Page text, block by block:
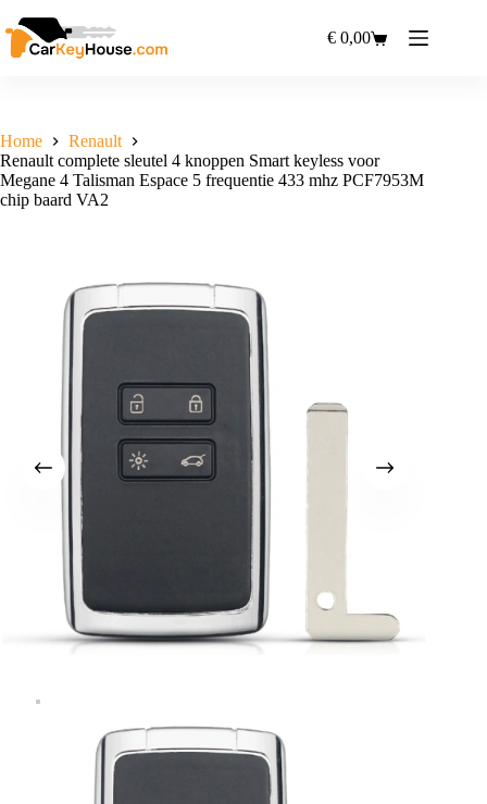
naar
de
Winkelwagen
€ 0,00
Home
Renault
Renault complete sleutel 4 knoppen Smart keyless voor
Megane 4 Talisman Espace 5 frequentie 433 mhz PCF7953M
chip baard VA2